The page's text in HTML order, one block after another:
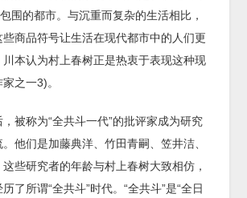
围的都市。与沉重而复杂的生活相比，
商品符号让生活在现代都市中的人们更
本认为村上春树正是热衷于表现这种现
之一3)。
被称为“全共斗一代”的批评家成为研究
他们是加藤典洋、竹田青嗣、笠井洁、
些研究者的年龄与村上春树大致相仿，
了所谓“全共斗”时代。“全共斗”是“全日